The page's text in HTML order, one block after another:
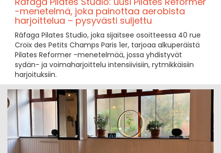
-menetelmä, joka painottaa aerobista
harjoittelua – pysyvästi suljettu
Ráfaga Pilates Studio, joka sijaitsee osoitteessa 40 rue
Croix des Petits Champs Paris 1er, tarjoaa alkuperäistä
Pilates Reformer -menetelmää, jossa yhdistyvät
sydän- ja voimaharjoittelu intensiivisiin, rytmikkäisiin
harjoituksiin.